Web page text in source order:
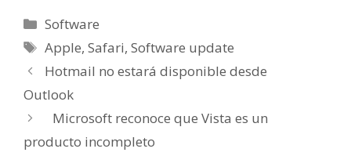
Categorías
Software
Etiquetas
Apple,Safari,Software update
Hotmail no estará disponible desde
Outlook
Microsoft reconoce que Vista es un
producto incompleto